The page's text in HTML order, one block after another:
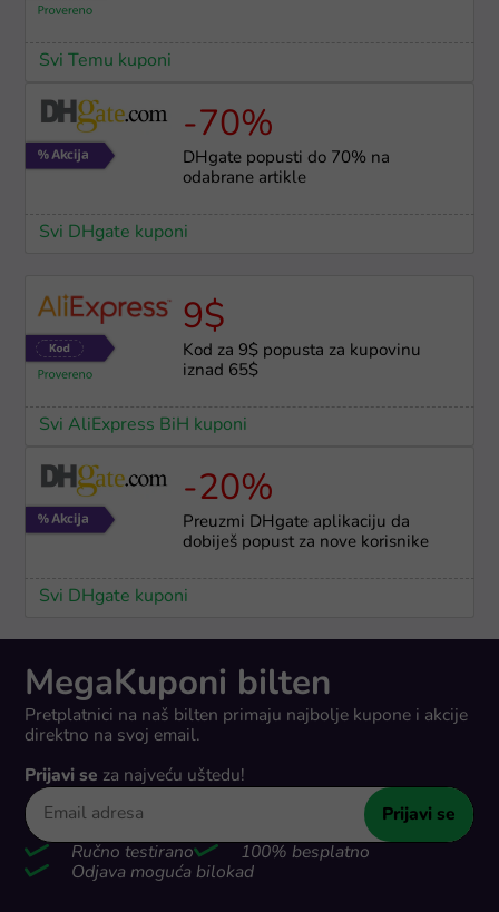
Svi Temu kuponi
-70%
DHgate popusti do 70% na
odabrane artikle
Svi DHgate kuponi
9$
Kod za 9$ popusta za kupovinu
iznad 65$
Svi AliExpress BiH kuponi
-20%
Preuzmi DHgate aplikaciju da
dobiješ popust za nove korisnike
Svi DHgate kuponi
MegaKuponi bilten
Pretplatnici na naš bilten primaju najbolje kupone i akcije
direktno na svoj email.
Prijavi se za najveću uštedu!
Prijavi se
Ručno testirano
100% besplatno
Odjava moguća bilokad